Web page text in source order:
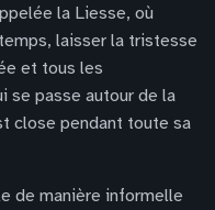
la Liesse, où
laisser la tristesse
et tous les
se passe autour de la
close pendant toute sa
de manière informelle